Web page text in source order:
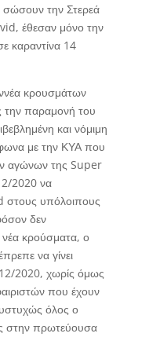
σώσουν την Στερεά
έθεσαν μόνο την
καραντίνα 14
κρουσμάτων
την παραμονή του
και νόμιμη
με την ΚΥΑ που
αγώνων της Super
2020 να
στους υπόλοιπους
δεν
νέα κρούσματα, ο
να γίνει
2020, χωρίς όμως
που έχουν
όλος ο
στην πρωτεύουσα